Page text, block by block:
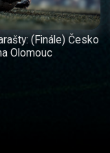
(Finále) Česko
Olomouc